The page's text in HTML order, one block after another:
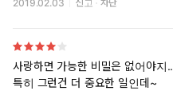
2019.02.03 신고 차단
사랑하면 가능한 비밀은 없어야지..
특히 그런건 더 중요한 일인데~